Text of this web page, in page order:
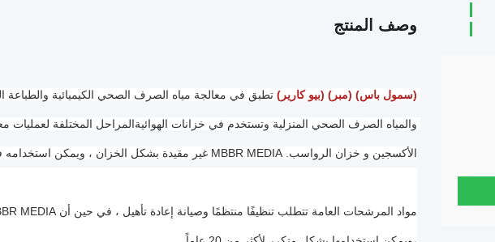
وصف المنتج
(سمول باس) (مبر) (بيو كارير)
الأكسجين و خزان الرواسب. MBBR MEDIA غير مقيدة بشكل الخزان ، ويمكن استخدامه في أنواع مختلفة من برك المرشح.